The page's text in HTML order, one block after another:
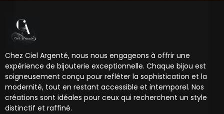
Chez Ciel Argenté, nous nous engageons à offrir une
expérience de bijouterie exceptionnelle. Chaque bijou est
soigneusement conçu pour refléter la sophistication et la
modernité, tout en restant accessible et intemporel. Nos
créations sont idéales pour ceux qui recherchent un style
distinctif et raffiné.